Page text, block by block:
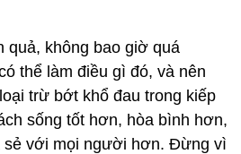
quả, không bao giờ quá
thể làm điều gì đó, và nên
trừ bớt khổ đau trong kiếp
sống tốt hơn, hòa bình hơn,
sẻ với mọi người hơn. Đừng vì